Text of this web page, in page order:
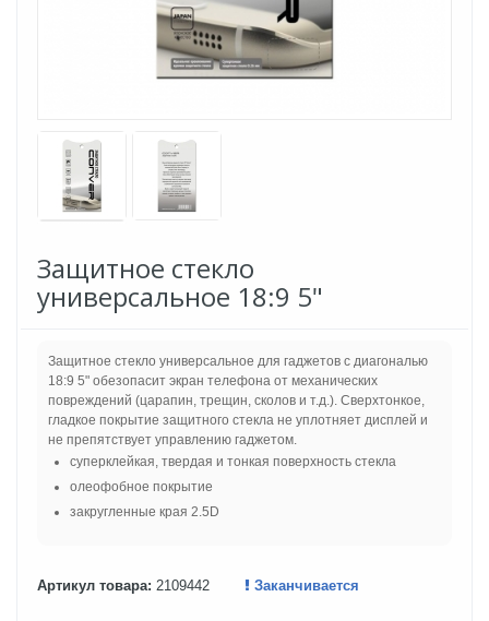
Защитное стекло
универсальное 18:9 5"
Защитное стекло универсальное для гаджетов с диагональю
18:9 5" обезопасит экран телефона от механических
повреждений (царапин, трещин, сколов и т.д.). Сверхтонкое,
гладкое покрытие защитного стекла не уплотняет дисплей и
не препятствует управлению гаджетом.
суперклейкая, твердая и тонкая поверхность стекла
олеофобное покрытие
закругленные края 2.5D
Артикул товара: 2109442 Заканчивается